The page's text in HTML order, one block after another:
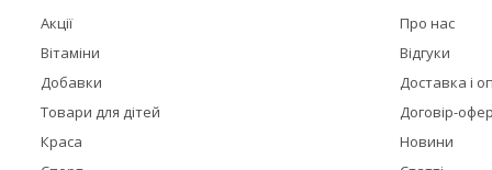
Акції
Вітаміни
Добавки
Товари для дітей
Краса
Про нас
Відгуки
Доставка і
Договір-
Новини